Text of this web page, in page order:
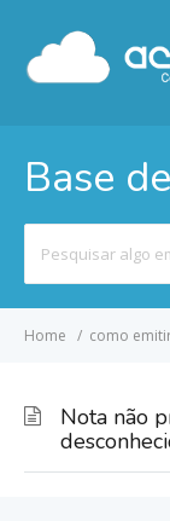
Base
por
Home como
Nota não